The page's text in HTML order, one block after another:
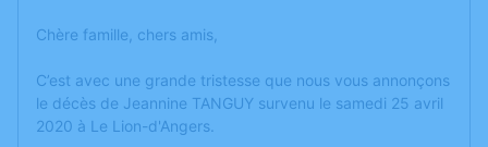
Chère famille, chers amis,
C’est avec une grande tristesse que nous vous annonçons
le décès de Jeannine TANGUY survenu le samedi 25 avril
2020 à Le Lion-d'Angers.